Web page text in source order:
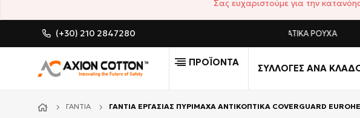
Σας ευχαριστούμε για την
(+30) 210 2847280 CUSTOM MADE ΕΠΑΓΓΕΛΜΑΤΙΚΆ ΡΟΎΧΑ
ΠΡΟΪΟΝΤΑ
ΣΥΛΛΟΓΈΣ ΑΝΆ
ΓΆΝΤΙΑ ΓΑΝΤΙΑ ΕΡΓΑΣΙΑΣ ΠΥΡΙΜΑΧΑ ΑΝΤΙΚΟΠΤΙΚΑ COVERGUARD